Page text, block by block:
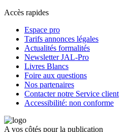
Accès rapides
Espace pro
Tarifs annonces légales
Actualités formalités
Newsletter JAL-Pro
Livres Blancs
Foire aux questions
Nos partenaires
Contacter notre Service client
Accessibilité: non conforme
A vos côtés pour la publication